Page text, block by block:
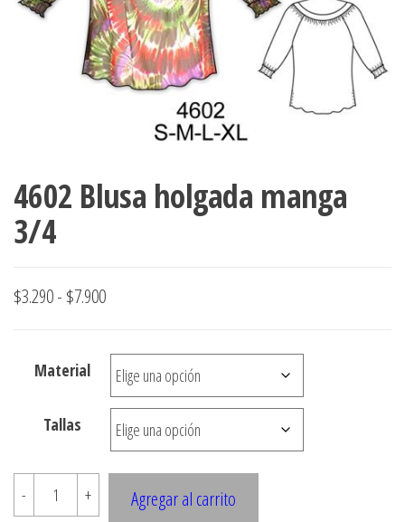
accumark ,
pdf , Moldes
Gerber ,
ropa,
Graduaciones,
Ploteo y
Digitalización
accumark,
Moldes en
Chile.
4602 Blusa holgada manga
3/4
$3.290- $7.900Rango
precios:
desde
$3.290
hasta
$7.900
Material
Tallas
-
4602
Blusa
+ Agregar al carrito